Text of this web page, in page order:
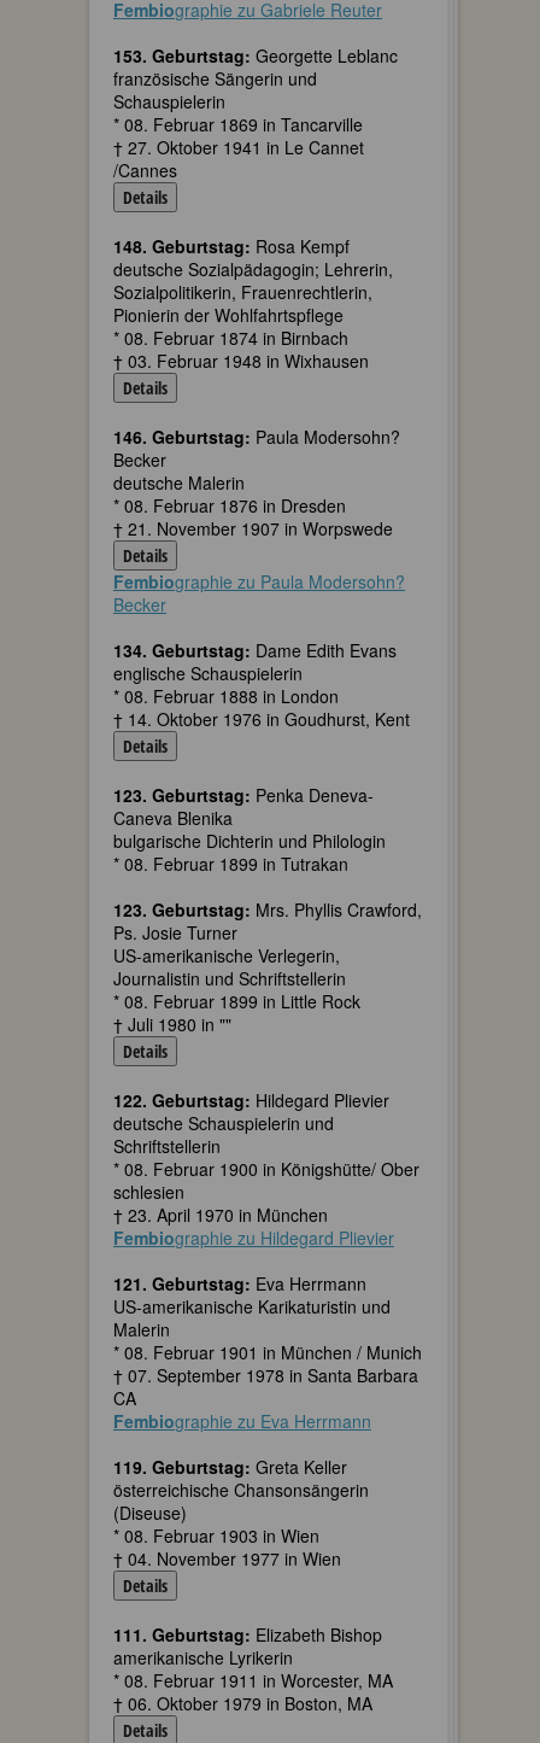
Fembiographie zu Gabriele Reuter
153. Geburtstag: Georgette Leblanc
französische Sängerin und
Schauspielerin
* 08. Februar 1869 in Tancarville
† 27. Oktober 1941 in Le Cannet
/Cannes
Details
148. Geburtstag: Rosa Kempf
deutsche Sozialpädagogin; Lehrerin,
Sozialpolitikerin, Frauenrechtlerin,
Pionierin der Wohlfahrtspflege
* 08. Februar 1874 in Birnbach
† 03. Februar 1948 in Wixhausen
Details
146. Geburtstag: Paula Modersohn?
Becker
deutsche Malerin
* 08. Februar 1876 in Dresden
† 21. November 1907 in Worpswede
Details
Fembiographie zu Paula Modersohn?
Becker
134. Geburtstag: Dame Edith Evans
englische Schauspielerin
* 08. Februar 1888 in London
† 14. Oktober 1976 in Goudhurst, Kent
Details
123. Geburtstag: Penka Deneva-
Caneva Blenika
bulgarische Dichterin und Philologin
* 08. Februar 1899 in Tutrakan
123. Geburtstag: Mrs. Phyllis Crawford,
Ps. Josie Turner
US-amerikanische Verlegerin,
Journalistin und Schriftstellerin
* 08. Februar 1899 in Little Rock
† Juli 1980 in ""
Details
122. Geburtstag: Hildegard Plievier
deutsche Schauspielerin und
Schriftstellerin
* 08. Februar 1900 in Königshütte/ Ober
schlesien
† 23. April 1970 in München
Fembiographie zu Hildegard Plievier
121. Geburtstag: Eva Herrmann
US-amerikanische Karikaturistin und
Malerin
* 08. Februar 1901 in München / Munich
† 07. September 1978 in Santa Barbara
CA
Fembiographie zu Eva Herrmann
119. Geburtstag: Greta Keller
österreichische Chansonsängerin
(Diseuse)
* 08. Februar 1903 in Wien
† 04. November 1977 in Wien
Details
111. Geburtstag: Elizabeth Bishop
amerikanische Lyrikerin
* 08. Februar 1911 in Worcester, MA
† 06. Oktober 1979 in Boston, MA
Details